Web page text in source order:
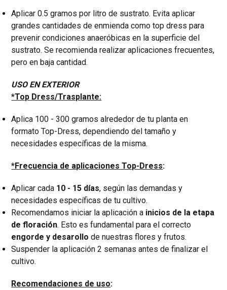
Aplicar 0.5 gramos por litro de sustrato. Evita aplicar
grandes cantidades de enmienda como top dress para
prevenir condiciones anaeróbicas en la superficie del
sustrato. Se recomienda realizar aplicaciones frecuentes,
pero en baja cantidad.
USO EN EXTERIOR
*Top Dress/Trasplante:
Aplica 100 - 300 gramos alrededor de tu planta en
formato Top-Dress, dependiendo del tamaño y
necesidades específicas de la misma.
*Frecuencia de aplicaciones Top-Dress:
Aplicar cada 10 - 15 días, según las demandas y
necesidades específicas de tu cultivo.
Recomendamos iniciar la aplicación a inicios de la etapa
de floración. Esto es fundamental para el correcto
engorde y desarollode nuestras flores y frutos.
Suspender la aplicación 2 semanas antes de finalizar el
cultivo.
Recomendaciones de uso: